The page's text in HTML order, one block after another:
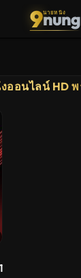
9นายหนัง
nung
ออนไลน์ HD
หนุ่มมอเตอร์ไซ